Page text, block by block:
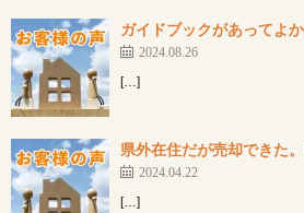
ガイドブックがあってよ
2024.08.26
[…]
県外在住だが売却できた
2024.04.22
[…]